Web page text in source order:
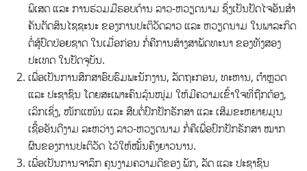
ພິເສດ ແລະ ການຮ່ວມມືຮອບດ້ານ ລາວ-ຫວຽດນາມ ຊຶ່ງເປັນປັດໄຈອັນສໍາ
ຄັນຕັດສິນໄຊຊະນະ ຂອງການປະຕິວັດລາວ ແລະ ຫວຽດນາມ ໃນພາລະກິດ
ຕໍ່ສູ້ປົດປ່ອຍຊາດ ໃນເມື່ອກ່ອນ ກໍ່ຄືການສ້າງສາພັດທະນາ ຂອງທັງສອງ
ປະເທດ ໃນປັດຈຸບັນ.
ເພື່ອເປັນການສຶກສາອົບຮົມພະນັກງານ, ລັດຖະກອນ, ທະຫານ, ຕໍາຫຼວດ
ແລະ ປະຊາຊົນ ໂດຍສະເພາະຄົນລຸ້ນໜຸ່ມ ໃຫ້ມີຄວາມເຂົ້າໃຈທີ່ຖືກຕ້ອງ,
ເລິກເຊິ່ງ, ໜັກແໜ້ນ ແລະ ສືບຕໍ່ປົກປັກຮັກສາ ແລະ ເສີມຂະຫຍາຍມູນ
ເຊື້ອອັນດີງາມ ລະຫວ່າງ ລາວ-ຫວຽດນາມ ກໍ່ຄືເພື່ອປົກປັກຮັກສາ ໝາກ
ຜົນຂອງການປະຕິວັດ ໄວ້ໃຫ້ໝັ້ນຄົງຍາວນານ.
ເພື່ອເປັນການຈາລຶກ ຄຸນງາມຄວາມດີຂອງ ພັກ, ລັດ ແລະ ປະຊາຊົນ